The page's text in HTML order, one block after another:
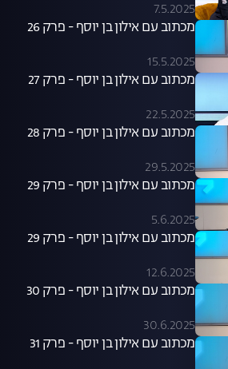
7.5.2025
מכתוב עם אילון בן יוסף - פרק 26
15.5.2025
מכתוב עם אילון בן יוסף - פרק 27
22.5.2025
מכתוב עם אילון בן יוסף - פרק 28
29.5.2025
מכתוב עם אילון בן יוסף - פרק 29
5.6.2025
מכתוב עם אילון בן יוסף - פרק 29
12.6.2025
מכתוב עם אילון בן יוסף - פרק 30
30.6.2025
מכתוב עם אילון בן יוסף - פרק 31